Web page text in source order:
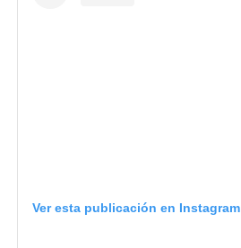
Ver esta publicación en Instagram